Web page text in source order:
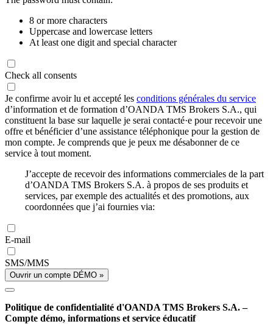
8 or more characters
Uppercase and lowercase letters
At least one digit and special character
Check all consents
Je confirme avoir lu et accepté les conditions générales du service
d’information et de formation d’OANDA TMS Brokers S.A., qui
constituent la base sur laquelle je serai contacté·e pour recevoir une
offre et bénéficier d’une assistance téléphonique pour la gestion de
mon compte. Je comprends que je peux me désabonner de ce
service à tout moment.
J’accepte de recevoir des informations commerciales de la part
d’OANDA TMS Brokers S.A. à propos de ses produits et
services, par exemple des actualités et des promotions, aux
coordonnées que j’ai fournies via:
E-mail
SMS/MMS
Ouvrir un compte DÉMO »
Politique de confidentialité d'OANDA TMS Brokers S.A. –
Compte démo, informations et service éducatif